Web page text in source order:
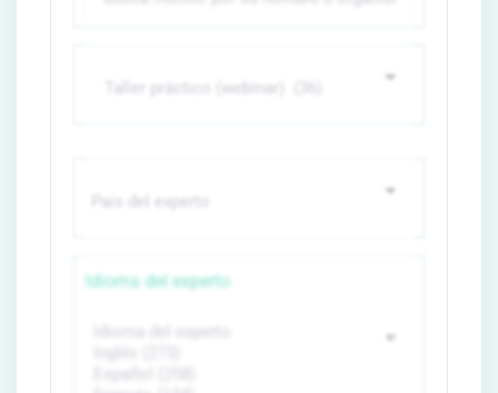
Idioma del experto